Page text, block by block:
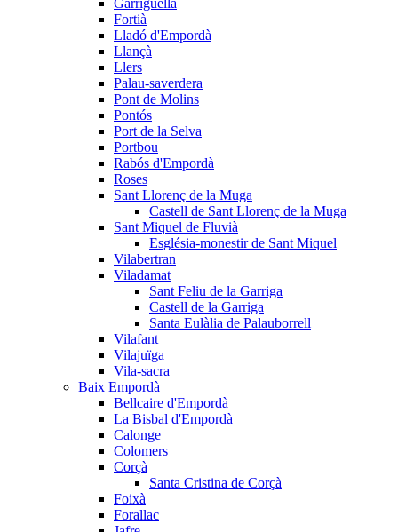
Garriguella
Fortià
Lladó d'Empordà
Llançà
Llers
Palau-saverdera
Pont de Molins
Pontós
Port de la Selva
Portbou
Rabós d'Empordà
Roses
Sant Llorenç de la Muga
Castell de Sant Llorenç de la Muga
Sant Miquel de Fluvià
Església-monestir de Sant Miquel
Vilabertran
Viladamat
Sant Feliu de la Garriga
Castell de la Garriga
Santa Eulàlia de Palauborrell
Vilafant
Vilajuïga
Vila-sacra
Baix Empordà
Bellcaire d'Empordà
La Bisbal d'Empordà
Calonge
Colomers
Corçà
Santa Cristina de Corçà
Foixà
Forallac